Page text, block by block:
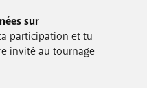
sur
participation et tu
invité au tournage